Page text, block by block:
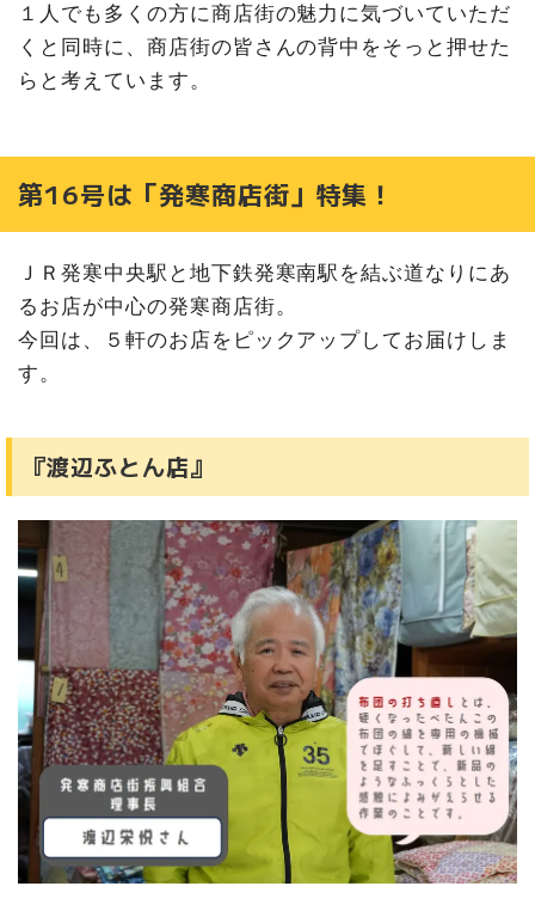
１人でも多くの方に商店街の魅力に気づいていただ
くと同時に、商店街の皆さんの背中をそっと押せた
らと考えています。
第16号は「発寒商店街」特集！
ＪＲ発寒中央駅と地下鉄発寒南駅を結ぶ道なりにあ
るお店が中心の発寒商店街。
今回は、５軒のお店をピックアップしてお届けしま
す。
『渡辺ふとん店』